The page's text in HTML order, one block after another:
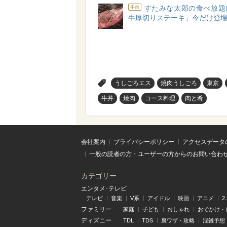
牛肉
すたみな太郎の食べ放
牛厚切りステーキ」今だけ登
うしごろエス 焼肉うしごろ 東京
牛丼 焼肉 コース料理 肉と肴
会社案内 プライバシーポリシー
アクセスデー
一般の読者の方・ユーザーの方からのお問い合わ
カテゴリー
エンタメ･テレビ
テレビ 音楽 V系 アイドル 映画 アニメ
ファミリー 家庭 子ども おしゃれ おでかけ・
ディズニー TDL TDS 裏ワザ・攻略 混雑予想